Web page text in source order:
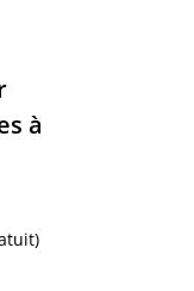
à